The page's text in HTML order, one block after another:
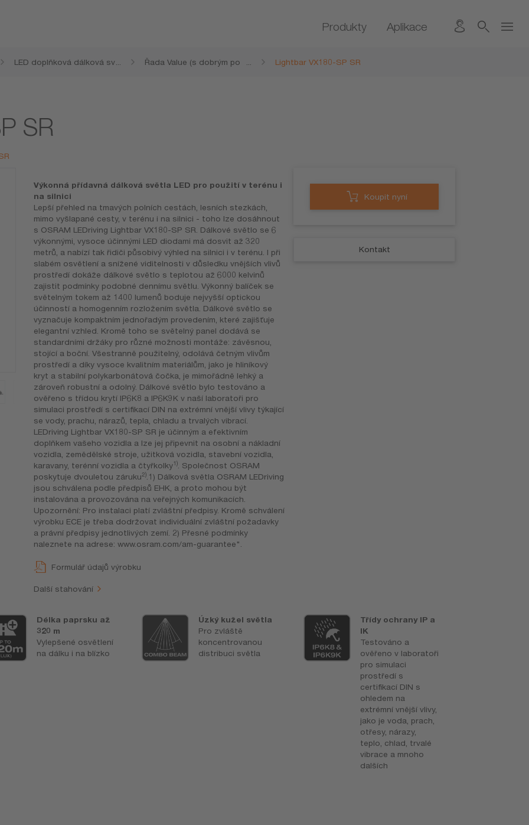
Produkty Aplikace
LED doplňková dálková sv Řada Value (s dobrým po Lightbar VX180-SP SR
SR
Výkonná přídavná dálková světla LED pro použití v terénu i
na silnici
Lepší přehled na tmavých polních cestách, lesních stezkách,
mimo vyšlapané cesty, v terénu i na silnici - toho lze dosáhnout
s OSRAM LEDriving Lightbar VX180-SP SR. Dálkové světlo se 6
výkonnými, vysoce účinnými LED diodami má dosvit až 320
metrů, a nabízí tak řidiči působivý výhled na silnici i v terénu. I při
slabém osvětlení a snížené viditelnosti v důsledku vnějších vlivů
prostředí dokáže dálkové světlo s teplotou až 6000 kelvinů
zajistit podmínky podobné dennímu světlu. Výkonný balíček se
světelným tokem až 1400 lumenů boduje nejvyšší optickou
účinností a homogenním rozložením světla. Dálkové světlo se
vyznačuje kompaktním jednořadým provedením, které zajišťuje
elegantní vzhled. Kromě toho se světelný panel dodává se
standardními držáky pro různé možnosti montáže: závěsnou,
stojící a boční. Všestranně použitelný, odolává četným vlivům
prostředí a díky vysoce kvalitním materiálům, jako je hliníkový
kryt a stabilní polykarbonátová čočka, je mimořádně lehký a
zároveň robustní a odolný. Dálkové světlo bylo testováno a
ověřeno s třídou krytí IP6K8 a IP6K9K v naší laboratoři pro
simulaci prostředí s certifikací DIN na extrémní vnější vlivy týkající
se vody, prachu, nárazů, tepla, chladu a trvalých vibrací.
LEDriving Lightbar VX180-SP SR je účinným a efektivním
doplňkem vašeho vozidla a lze jej připevnit na osobní a nákladní
vozidla, zemědělské stroje, užitková vozidla, stavební vozidla,
karavany, terénní vozidla a čtyřkolky1). Společnost OSRAM
poskytuje dvouletou záruku2).1) Dálková světla OSRAM LEDriving
jsou schválena podle předpisů EHK, a proto mohou být
instalována a provozována na veřejných komunikacích.
Upozornění: Pro instalaci platí zvláštní předpisy. Kromě schválení
výrobku ECE je třeba dodržovat individuální zvláštní požadavky
a právní předpisy jednotlivých zemí. 2) Přesné podmínky
naleznete na adrese: www.osram.com/am-guarantee".
Formulář údajů výrobku
Další stahování
Koupit nyní
Kontakt
Délka paprsku až
320 m
Vylepšené osvětlení
na dálku i na blízko
Úzký kužel světla
Pro zvláště
koncentrovanou
distribuci světla
Třídy ochrany IP a
IK
Testováno a
ověřeno v laboratoři
pro simulaci
prostředí s
certifikací DIN s
ohledem na
extrémní vnější vlivy,
jako je voda, prach,
otřesy, nárazy,
teplo, chlad, trvalé
vibrace a mnoho
dalších